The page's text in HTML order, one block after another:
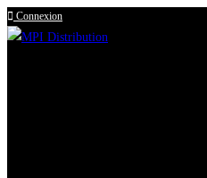
Skip
to
Connexion